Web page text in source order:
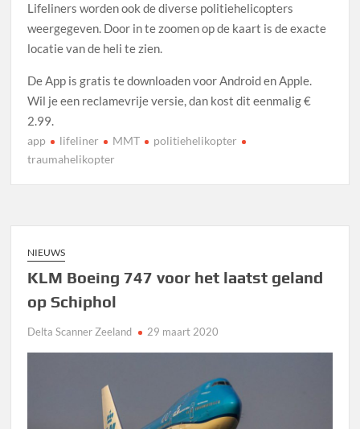
Lifeliners worden ook de diverse politiehelicopters
weergegeven. Door in te zoomen op de kaart is de exacte
locatie van de heli te zien.
De App is gratis te downloaden voor Android en Apple.
Wil je een reclamevrije versie, dan kost dit eenmalig €
2.99.
app lifeliner MMT
politiehelikopter
traumahelikopter
NIEUWS
KLM Boeing 747 voor het laatst geland
op Schiphol
Delta Scanner Zeeland 29 maart 2020